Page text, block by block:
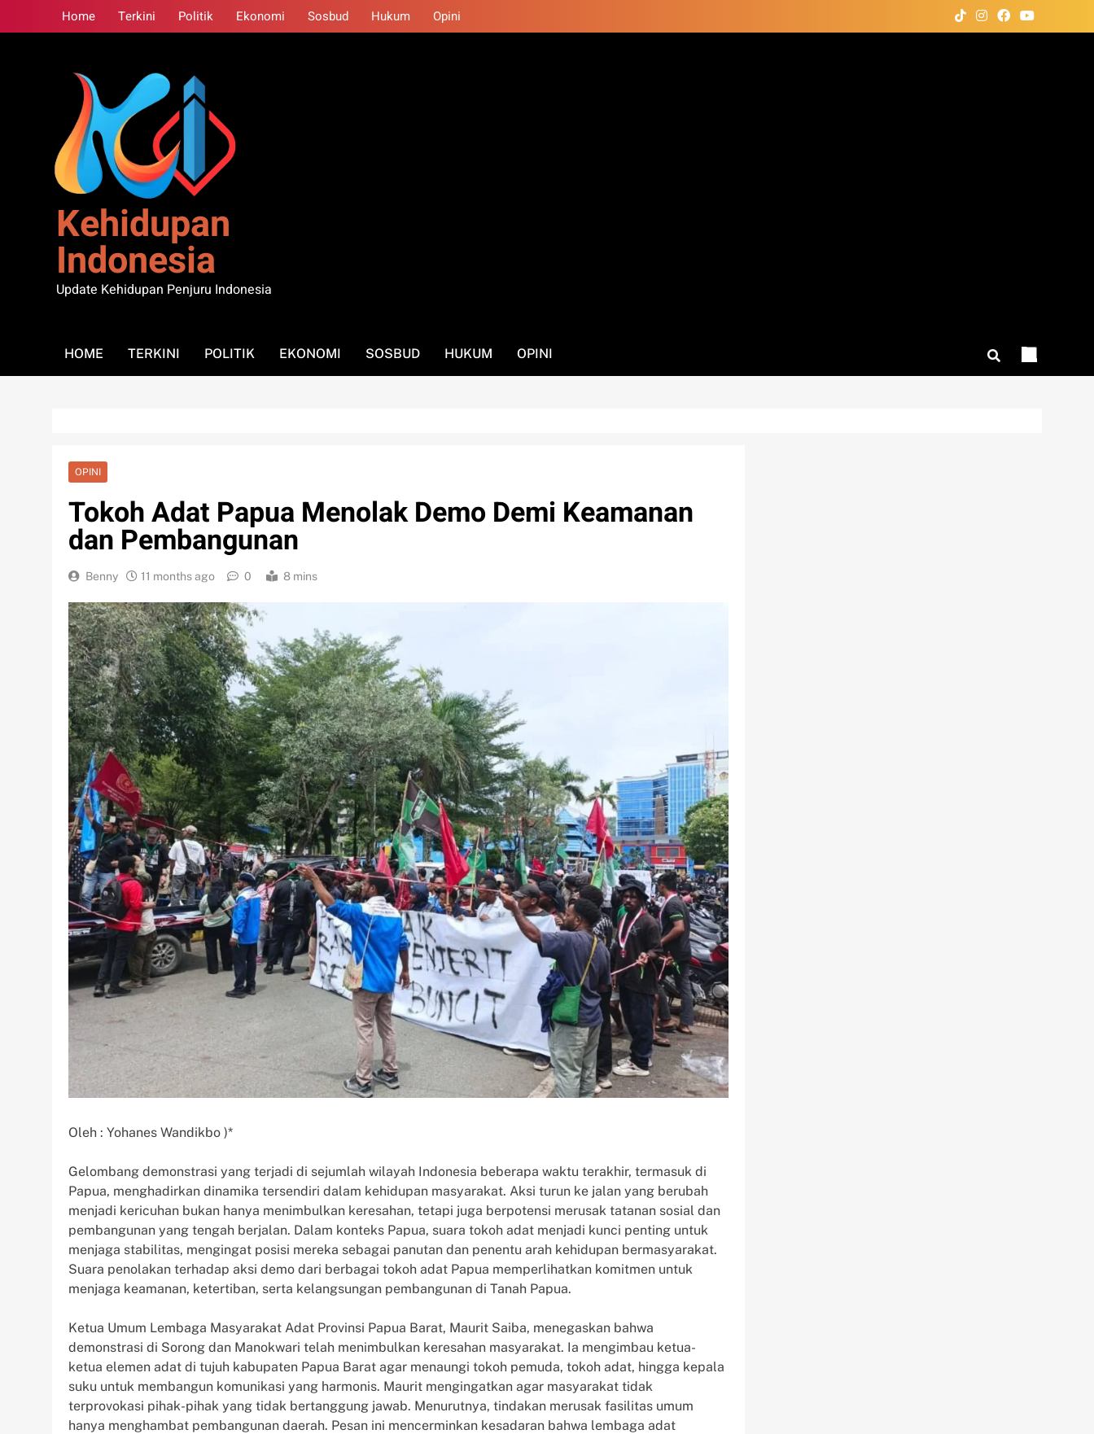
to
Home Terkini Politik Ekonomi Sosbud Hukum Opini
Kehidupan
Indonesia
Update Kehidupan Penjuru Indonesia
HOME TERKINI POLITIK EKONOMI SOSBUD HUKUM OPINI
OPINI
Tokoh Adat Papua Menolak Demo Demi Keamanan
dan Pembangunan
Benny 11 months ago 0 8 mins
Oleh : Yohanes Wandikbo )*
Gelombang demonstrasi yang terjadi di sejumlah wilayah Indonesia beberapa waktu terakhir, termasuk di
Papua, menghadirkan dinamika tersendiri dalam kehidupan masyarakat. Aksi turun ke jalan yang berubah
menjadi kericuhan bukan hanya menimbulkan keresahan, tetapi juga berpotensi merusak tatanan sosial dan
pembangunan yang tengah berjalan. Dalam konteks Papua, suara tokoh adat menjadi kunci penting untuk
menjaga stabilitas, mengingat posisi mereka sebagai panutan dan penentu arah kehidupan bermasyarakat.
Suara penolakan terhadap aksi demo dari berbagai tokoh adat Papua memperlihatkan komitmen untuk
menjaga keamanan, ketertiban, serta kelangsungan pembangunan di Tanah Papua.
Ketua Umum Lembaga Masyarakat Adat Provinsi Papua Barat, Maurit Saiba, menegaskan bahwa
demonstrasi di Sorong dan Manokwari telah menimbulkan keresahan masyarakat. Ia mengimbau ketua-
ketua elemen adat di tujuh kabupaten Papua Barat agar menaungi tokoh pemuda, tokoh adat, hingga kepala
suku untuk membangun komunikasi yang harmonis. Maurit mengingatkan agar masyarakat tidak
terprovokasi pihak-pihak yang tidak bertanggung jawab. Menurutnya, tindakan merusak fasilitas umum
hanya menghambat pembangunan daerah. Pesan ini mencerminkan kesadaran bahwa lembaga adat